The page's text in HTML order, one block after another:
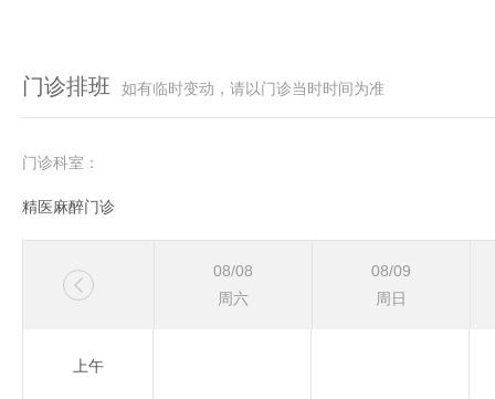
门诊排班 如有临时变动，请以门诊当时时间为准
门诊科室：
精医麻醉门诊

08/08
周六
08/09
周日
上午